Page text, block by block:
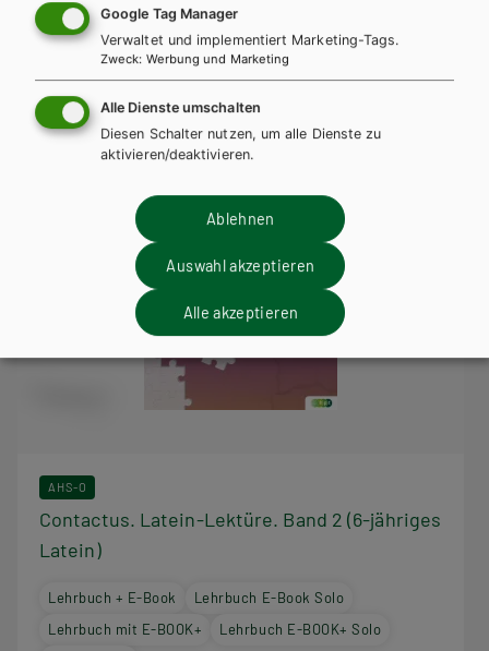
ebenfalls interessieren
AHS-O
Contactus. Latein-Lektüre. Band 2 (6-jähriges
Latein)
Lehrbuch + E-Book
Lehrbuch E-Book Solo
Lehrbuch mit E-BOOK+
Lehrbuch E-BOOK+ Solo
Google Tag Manager
Verwaltet und implementiert Marketing-Tags.
Zweck: Werbung und Marketing
Alle Dienste umschalten
Diesen Schalter nutzen, um alle Dienste zu
aktivieren/deaktivieren.
Ablehnen
Auswahl akzeptieren
Alle akzeptieren